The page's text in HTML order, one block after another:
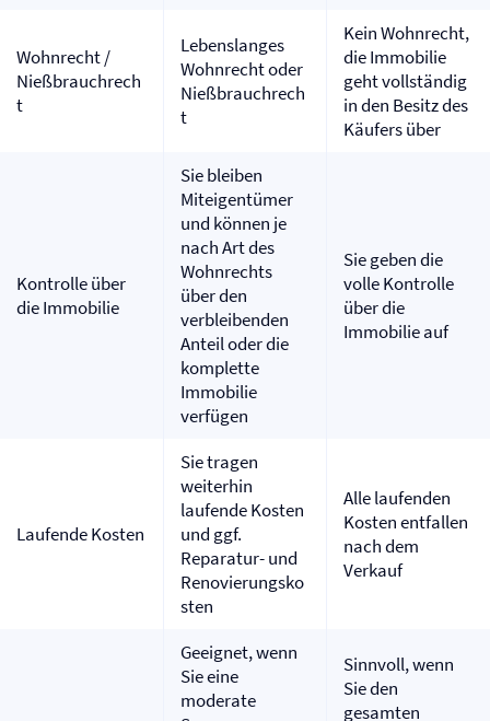
Wohnrecht /
Nießbrauchrech
t
Lebenslanges
Wohnrecht oder
Nießbrauchrech
t
Kein Wohnrecht,
die Immobilie
geht vollständig
in den Besitz des
Käufers über
Kontrolle über
die Immobilie
Sie bleiben
Miteigentümer
und können je
nach Art des
Wohnrechts
über den
verbleibenden
Anteil oder die
komplette
Immobilie
verfügen
Sie geben die
volle Kontrolle
über die
Immobilie auf
Laufende Kosten
Sie tragen
weiterhin
laufende Kosten
und ggf.
Reparatur- und
Renovierungsko
sten
Alle laufenden
Kosten entfallen
nach dem
Verkauf
Geeignet, wenn
Sie eine
moderate
Sinnvoll, wenn
Sie den
gesamten